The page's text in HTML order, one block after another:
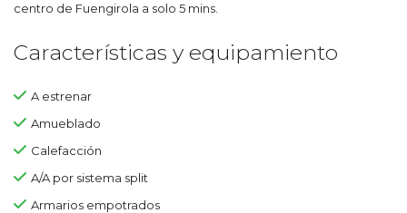
centro de Fuengirola a solo 5 mins.
Características y equipamiento
A estrenar
Amueblado
Calefacción
A/A por sistema split
Armarios empotrados